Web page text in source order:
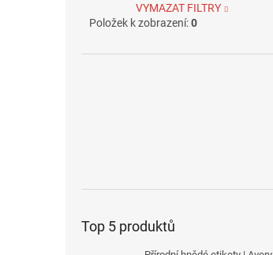
VYMAZAT FILTRY
Položek k zobrazení:0
Top 5 produktů